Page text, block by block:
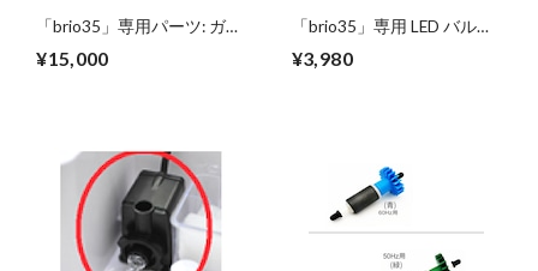
「brio35」専用パーツ: ガラ
プОリング付き)
¥15,000
「brio35」専用 LED バルブ
¥3,980